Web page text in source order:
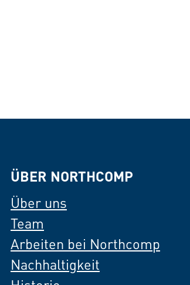
ÜBER NORTHCOMP
Über uns
Team
Arbeiten bei Northcomp
Nachhaltigkeit